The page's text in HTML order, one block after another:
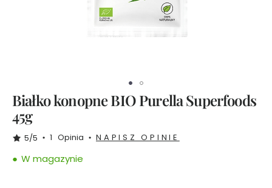
a
k
o
w
s
k
Białko konopne BIO Purella Superfoods
45g
5/5 1 Opinia NAPISZ OPINIE
W magazynie